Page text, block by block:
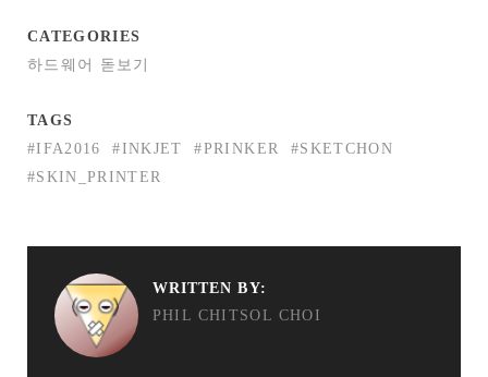
CATEGORIES
하드웨어 돋보기
TAGS
#IFA2016
#INKJET #PRINKER
#SKETCHON
#SKIN_PRINTER
WRITTEN BY:
PHIL CHITSOL CHOI